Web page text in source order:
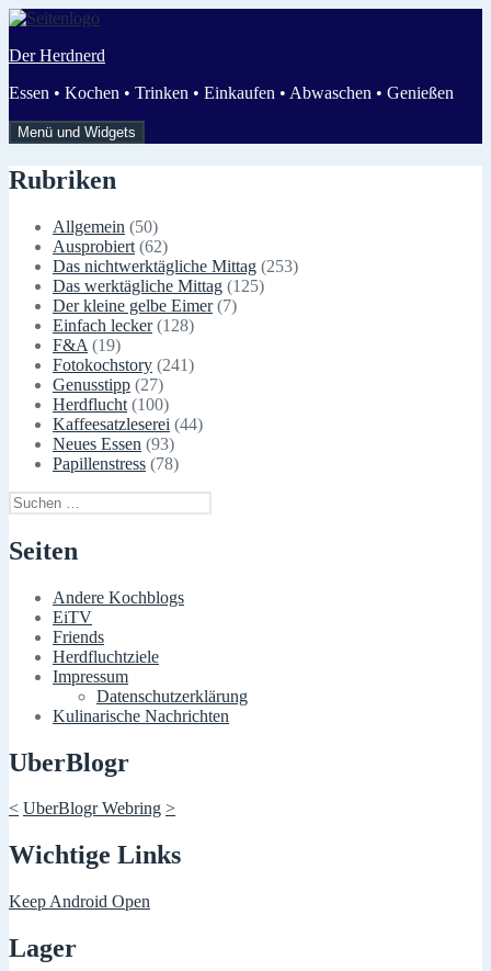
Zum
springen
Der Herdnerd
Essen • Kochen • Trinken • Einkaufen • Abwaschen • Genießen
Menü und Widgets
Rubriken
Allgemein (50)
Ausprobiert (62)
Das nichtwerktägliche Mittag (253)
Das werktägliche Mittag (125)
Der kleine gelbe Eimer(7)
Einfach lecker(128)
F&A (19)
Fotokochstory (241)
Genusstipp (27)
Herdflucht (100)
Kaffeesatzleserei (44)
Neues Essen (93)
Papillenstress (78)
Suchen
nach:
Seiten
Andere Kochblogs
EiTV
Friends
Herdfluchtziele
Impressum
Datenschutzerklärung
Kulinarische Nachrichten
UberBlogr
< UberBlogr Webring >
Wichtige Links
Keep Android Open
Lager